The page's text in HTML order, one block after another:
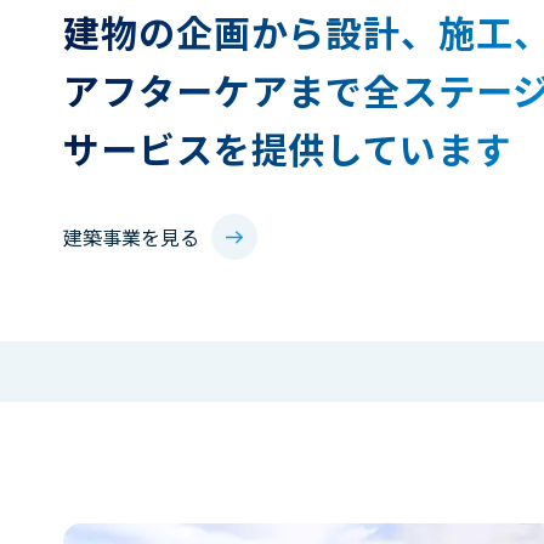
建物の企画から設計、施工
アフターケアまで全ステー
サービスを提供しています
建築事業を見る